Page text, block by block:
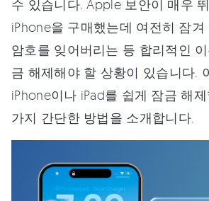
수 있습니다. Apple 보안이 매우
iPhone을 구매했는데 여전히 잠겨
암호를 잊어버리는 등 합리적인
금 해제해야 할 상황이 있습니다.
iPhone이나 iPad를 쉽게 잠금 해
가지 간단한 방법을 소개합니다.